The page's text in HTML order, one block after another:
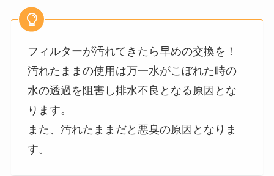
フィルターが汚れてきたら早めの交換を！
汚れたままの使用は万一水がこぼれた時の
水の透過を阻害し排水不良となる原因とな
ります。
また、汚れたままだと悪臭の原因となりま
す。